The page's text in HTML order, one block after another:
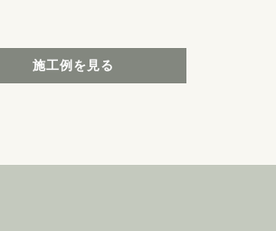
施工例を見る